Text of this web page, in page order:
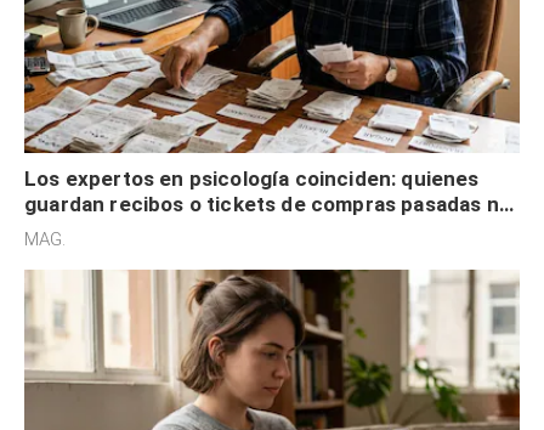
Los expertos en psicología coinciden: quienes
guardan recibos o tickets de compras pasadas no
son acumuladores, sino que tienen necesidad de
MAG.